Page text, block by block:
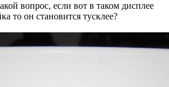
вопрос, если вот в таком дисплее
то он становится тусклее?